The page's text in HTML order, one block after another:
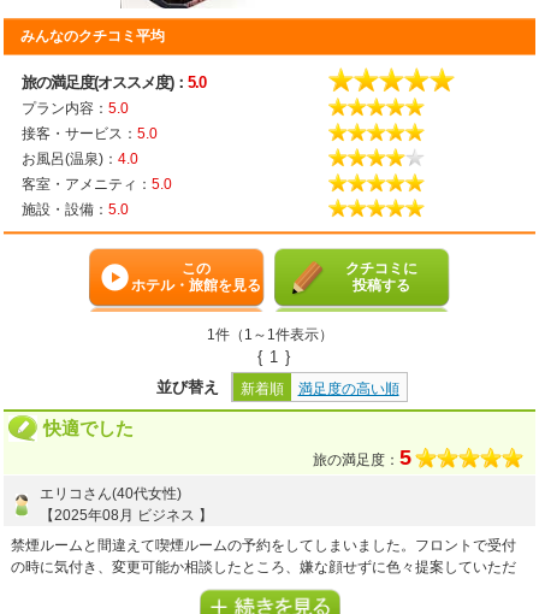
みんなのクチコミ平均
旅の満足度(オススメ度)： 5.0
プラン内容： 5.0
接客・サービス： 5.0
お風呂(温泉)： 4.0
客室・アメニティ： 5.0
施設・設備： 5.0
この
ホテル・旅館を見る
クチコミに
投稿する
1件（1～1件表示）
{ 1 }
並び替え
新着順 満足度の高い順
快適でした
旅の満足度： 5
エリコさん(40代女性)
【2025年08月 ビジネス 】
禁煙ルームと間違えて喫煙ルームの予約をしてしまいました。フロントで受付
の時に気付き、変更可能か相談したところ、嫌な顔せずに色々提案していただ
き禁煙ルームに変更出来ました。
私側のミスにも関わらず、快く変更していただきご迷惑をおかけしましたが、